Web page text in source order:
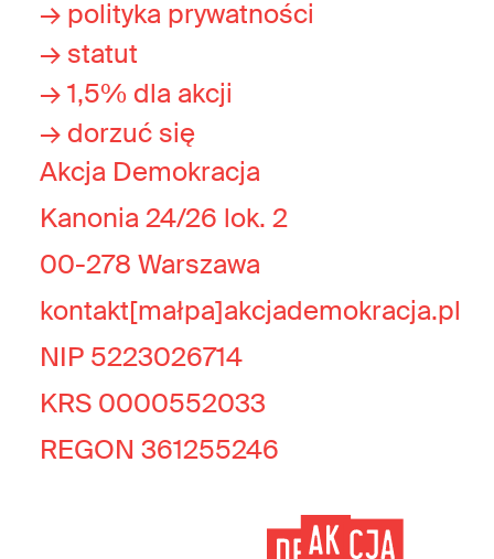
→ polityka prywatności
→ statut
→ 1,5% dla akcji
→ dorzuć się
Akcja Demokracja
Kanonia 24/26 lok. 2
00-278 Warszawa
kontakt[małpa]akcjademokracja.pl
NIP 5223026714
KRS 0000552033
REGON 361255246